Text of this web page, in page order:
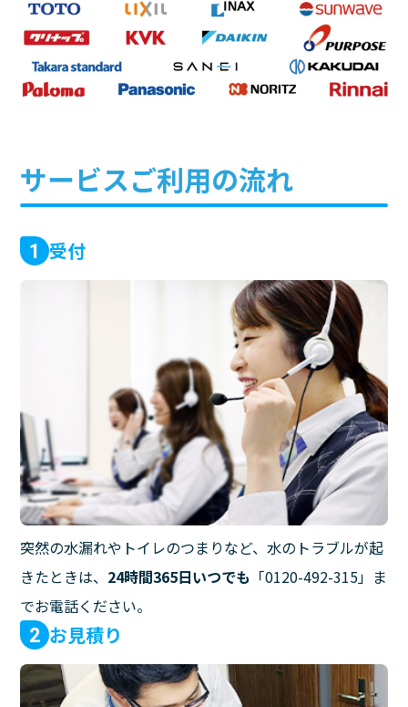
サービスご利用の流れ
1 受付
突然の水漏れやトイレのつまりなど、水のトラブルが起
きたときは、 24時間365日いつでも 「0120-492-315」ま
でお電話ください。
2 お見積り